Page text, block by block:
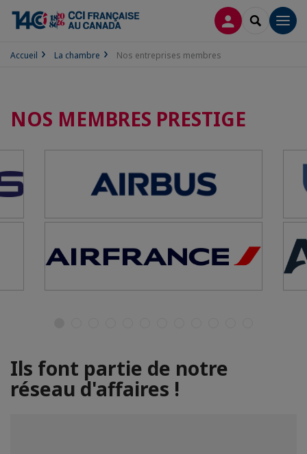
CONNEXION
Accueil La chambre Nos entreprises membres
NOS MEMBRES PRESTIGE
Ils font partie de notre
réseau d'affaires !